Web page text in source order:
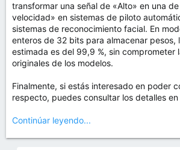
transformar una señal de «Alto» en una
velocidad» en sistemas de piloto
sistemas de reconocimiento facial. En
enteros de 32 bits para almacenar pesos,
estimada es del 99,9 %, sin comprometer
originales de los modelos.
Finalmente, si estás interesado en poder
respecto, puedes consultar los detalles en
Continúar leyendo...